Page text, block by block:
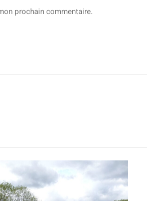
prochain commentaire.